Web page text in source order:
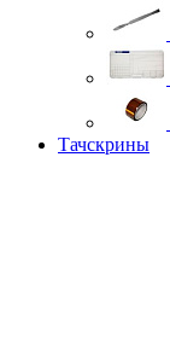
Тачскрины